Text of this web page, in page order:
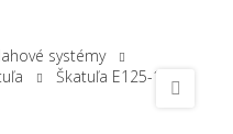
systémy
Škatuľa E125-100